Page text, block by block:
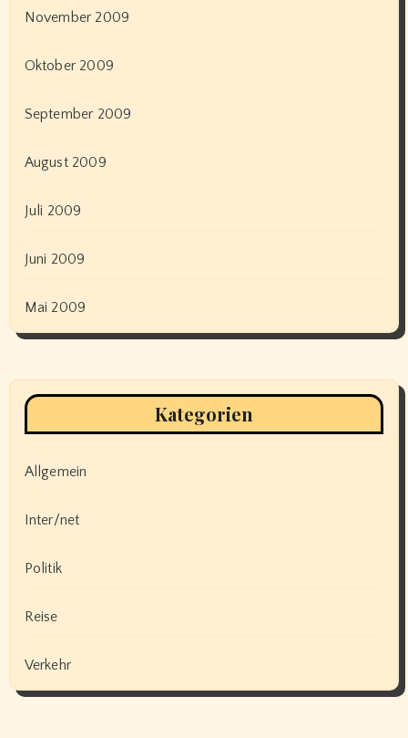
November 2009
Oktober 2009
September 2009
August 2009
Juli 2009
Juni 2009
Mai 2009
Kategorien
Allgemein
Inter/net
Politik
Reise
Verkehr